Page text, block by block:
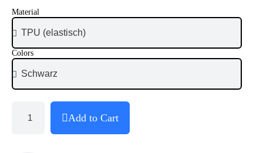
Material
Colors
Add to Cart